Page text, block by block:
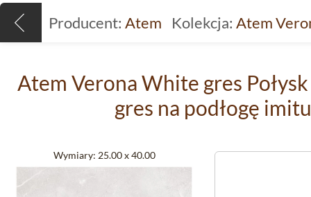
Producent: Atem Kolekcja: Atem
Atem Verona White gres
gres na podłogę
Wymiary: 25.00 x 40.00